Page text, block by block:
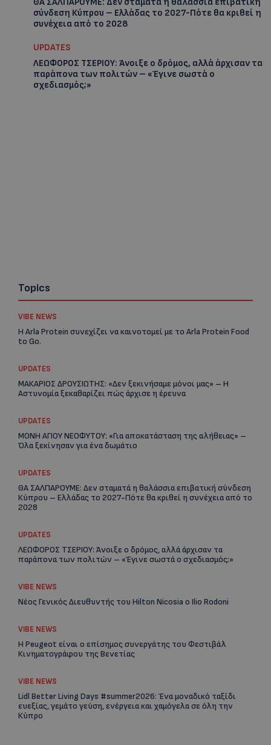
σύνδεση Κύπρου – Ελλάδας το 2027-Πότε θα κριθεί η
συνέχεια από το 2028
UPDATES
ΛΕΩΦΟΡΟΣ ΤΣΕΡΙΟΥ: Άνοιξε ο δρόμος, αλλά άρχισαν τα
παράπονα των πολιτών – «Έγινε σωστά ο
σχεδιασμός;»
Topics
VIBE NEWS
Η Arla Protein συνεχίζει να καινοτομεί με το Arla Protein Food
to Go.
UPDATES
ΜΑΚΑΡΙΟΣ ΔΡΟΥΣΙΩΤΗΣ: «Δεν ξεκινήσαμε μόνοι μας» – Η
Αστυνομία ξεκαθαρίζει πώς άρχισε η έρευνα
UPDATES
ΜΟΝΗ ΑΓΙΟΥ ΝΕΟΦΥΤΟΥ: «Για αποκατάσταση της αλήθειας» –
Όλα ξεκίνησαν για ένα δωμάτιο
UPDATES
ΘΑ ΣΑΛΠΑΡΟΥΜΕ: Δεν σταματά η θαλάσσια επιβατική σύνδεση
Κύπρου – Ελλάδας το 2027-Πότε θα κριθεί η συνέχεια από το
2028
UPDATES
ΛΕΩΦΟΡΟΣ ΤΣΕΡΙΟΥ: Άνοιξε ο δρόμος, αλλά άρχισαν τα
παράπονα των πολιτών – «Έγινε σωστά ο σχεδιασμός;»
VIBE NEWS
Νέος Γενικός Διευθυντής του Hilton Nicosia ο Ilio Rodoni
VIBE NEWS
Η Peugeot είναι ο επίσημος συνεργάτης του Φεστιβάλ
Κινηματογράφου της Βενετίας
VIBE NEWS
Lidl Better Living Days #summer2026: Ένα μοναδικό ταξίδι
ευεξίας, γεμάτο γεύση, ενέργεια και χαμόγελα σε όλη την
Κύπρο